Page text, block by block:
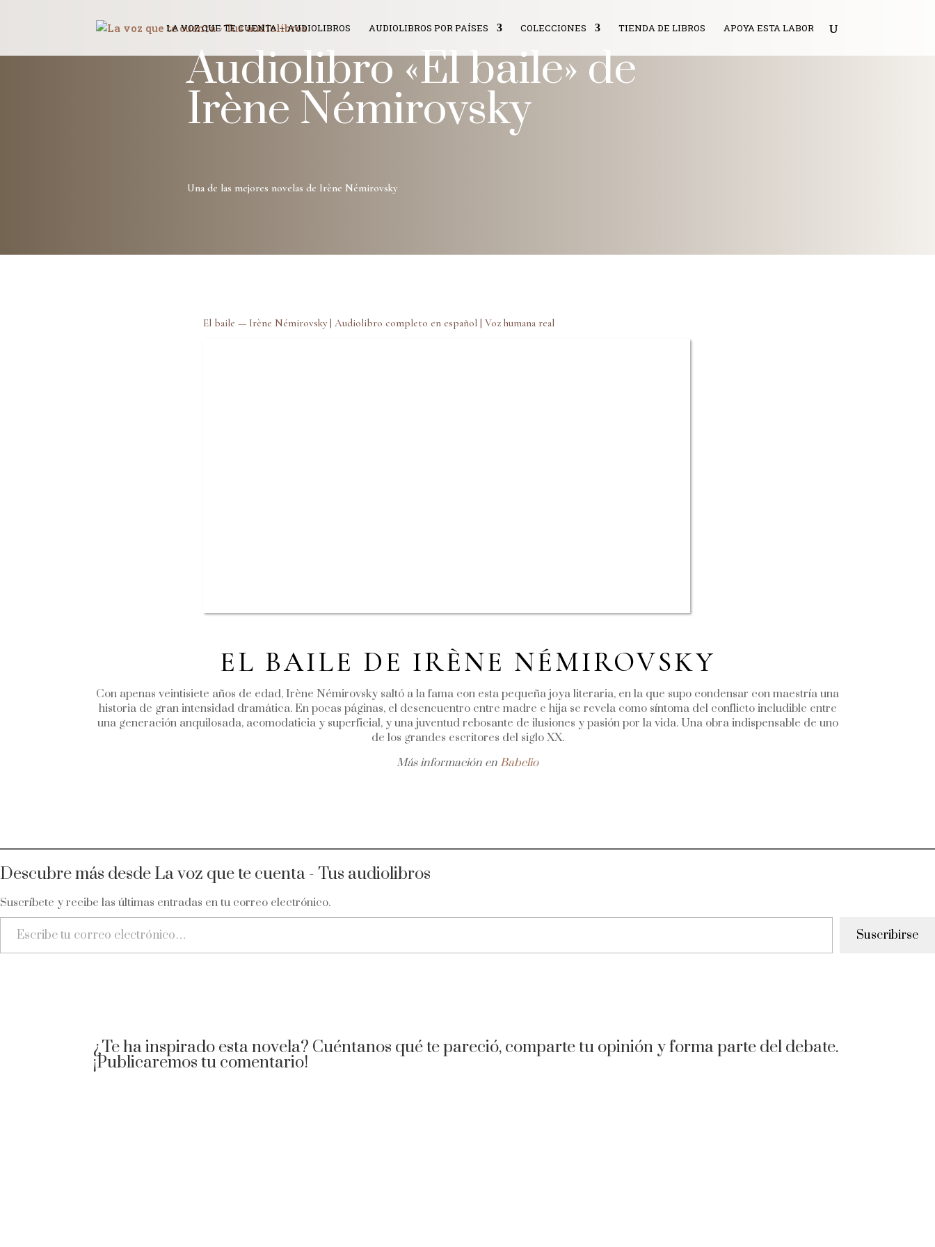
LA VOZ QUE TE CUENTA – AUDIOLIBROS AUDIOLIBROS POR PAÍSES COLECCIONES TIENDA DE LIBROS APOYA ESTA LABOR
Audiolibro «El baile» de
Irène Némirovsky
Una de las mejores novelas de Irène Némirovsky
El baile — Irène Némirovsky | Audiolibro completo en español | Voz humana real
EL BAILE DE IRÈNE NÉMIROVSKY
Con apenas veintisiete años de edad, Irène Némirovsky saltó a la fama con esta pequeña joya literaria, en la que supo condensar con maestría una
historia de gran intensidad dramática. En pocas páginas, el desencuentro entre madre e hija se revela como síntoma del conflicto ineludible entre
una generación anquilosada, acomodaticia y superficial, y una juventud rebosante de ilusiones y pasión por la vida. Una obra indispensable de uno
de los grandes escritores del siglo XX.
Más información en Babelio
Descubre más desde La voz que te cuenta - Tus audiolibros
Suscríbete y recibe las últimas entradas en tu correo electrónico.
Escribe tu correo electrónico…
Suscribirse
¿Te ha inspirado esta novela? Cuéntanos qué te pareció, comparte tu opinión y forma parte del debate.
¡Publicaremos tu comentario!